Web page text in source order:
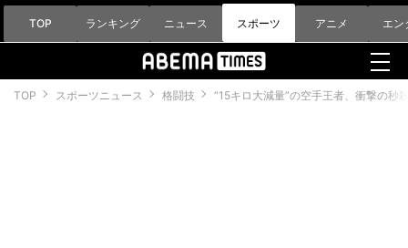
TOP ランキング ニュース スポーツ アニメ エン
TOP スポーツニュース 格闘技 “15キロ大減量”の空手王者、衝撃の秒